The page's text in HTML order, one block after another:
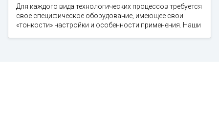
Для каждого вида технологических процессов требуется
свое специфическое оборудование, имеющее свои
«тонкости» настройки и особенности применения. Наши